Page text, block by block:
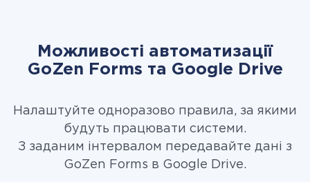
Можливості автоматизації
GoZen Forms та Google Drive
Налаштуйте одноразово правила, за якими
будуть працювати системи.
З заданим інтервалом передавайте дані з
GoZen Forms в Google Drive.